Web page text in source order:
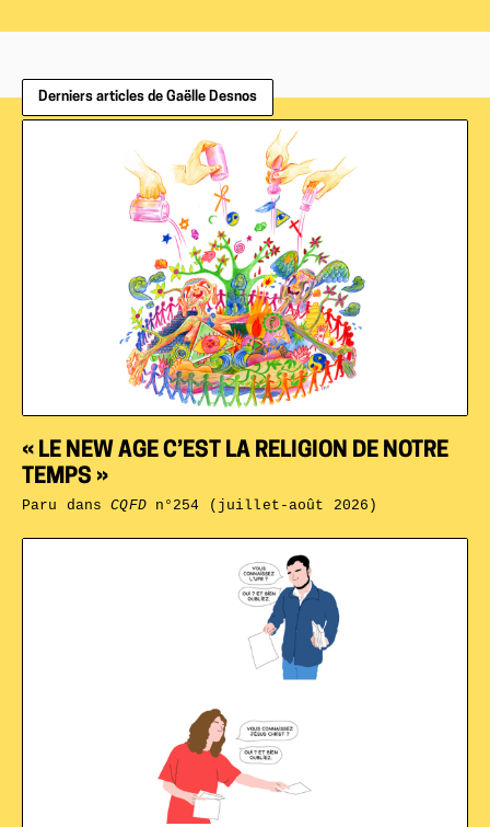
Derniers articles de Gaëlle Desnos
« LE NEW AGE C’EST LA RELIGION DE NOTRE
TEMPS »
Paru dansCQFDn°254 (juillet-août 2026)